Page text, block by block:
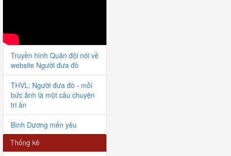
Truyền hình Quân đội nói về
website Người đưa đò
THVL: Người đưa đò - mỗi
bức ảnh là một câu chuyện
tri ân
Bình Dương mến yêu
Hoa đời thường (VTV)
Thống kê